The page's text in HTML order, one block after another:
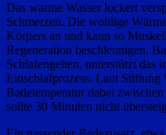
Das warme Wasser lockert
Schmerzen. Die wohlige
Körpers an und kann so
Regeneration beschleunigen.
Schlafengehen, unterstützt das
Einschlafprozess. Laut Stiftung
Badetemperatur dabei
sollte 30 Minuten nicht